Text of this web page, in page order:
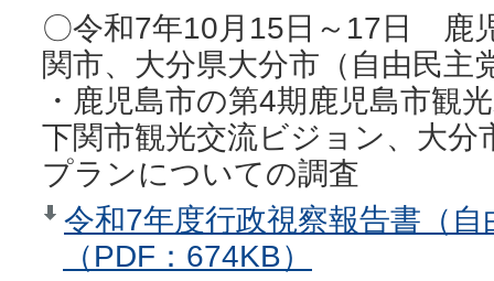
〇令和7年10月15日～17日 鹿
関市、大分県大分市（自由民主
・鹿児島市の第4期鹿児島市観
下関市観光交流ビジョン、大分
プランについての調査
令和7年度行政視察報告書（
（PDF：674KB）